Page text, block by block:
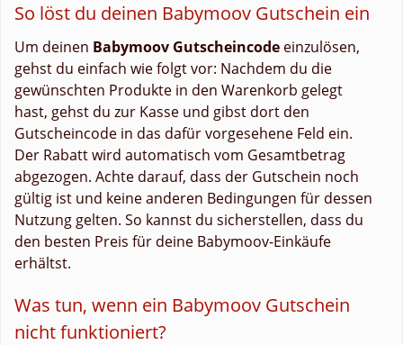
So löst du deinen Babymoov Gutschein ein
Um deinen Babymoov Gutscheincode einzulösen,
gehst du einfach wie folgt vor: Nachdem du die
gewünschten Produkte in den Warenkorb gelegt
hast, gehst du zur Kasse und gibst dort den
Gutscheincode in das dafür vorgesehene Feld ein.
Der Rabatt wird automatisch vom Gesamtbetrag
abgezogen. Achte darauf, dass der Gutschein noch
gültig ist und keine anderen Bedingungen für dessen
Nutzung gelten. So kannst du sicherstellen, dass du
den besten Preis für deine Babymoov-Einkäufe
erhältst.
Was tun, wenn ein Babymoov Gutschein
nicht funktioniert?